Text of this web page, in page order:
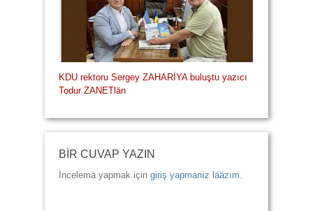
KDU rektoru Sergey ZAHARİYA buluştu yazıcı
Todur ZANETlän
BİR CUVAP YAZIN
İncelemä yapmak için giriş yapmanız lääzım